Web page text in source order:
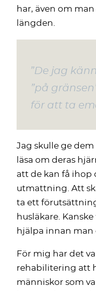
har, även om
längden.
”De jag
”på
för att ta
Jag skulle ge
läsa om deras
att de kan få ihop
utmattning. Att
ta ett
husläkare.
hjälpa innan man
För mig har det
rehabilitering att
människor som